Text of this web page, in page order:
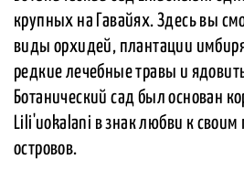
крупных на Гавайях. Здесь вы
виды орхидей, плантации
редкие лечебные травы и
Ботанический сад был основан
Lili'uokalani в знак любви к
островов.